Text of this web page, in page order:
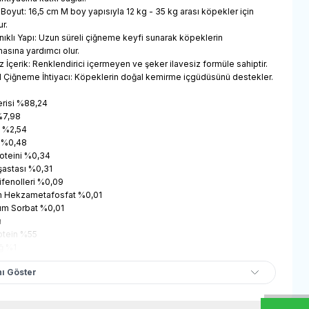
16,5 cm M boy yapısıyla 12 kg - 35 kg arası köpekler için
Yapı: Uzun süreli çiğneme keyfi sunarak köpeklerin
yardımcı olur.
İçerik: Renklendirici içermeyen ve şeker ilavesiz formüle sahiptir.
Çiğneme İhtiyacı: Köpeklerin doğal kemirme içgüdüsünü destekler.
%88,24
%2,54
%0,34
%0,31
%0,09
Hekzametafosfat %0,01
Sorbat %0,01
%55
%4
Göster